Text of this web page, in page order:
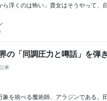
ら浮くのは怖い」貴女はそうやって、
の「同調圧力と噂話」を弾
記事
象を統べる魔術師、アラジンである